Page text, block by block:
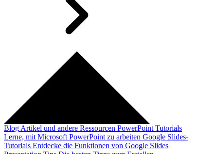
Blog Artikel und andere Ressourcen PowerPoint Tutorials
Lerne, mit Microsoft PowerPoint zu arbeiten Google Slides-
Tutorials Entdecke die Funktionen von Google Slides